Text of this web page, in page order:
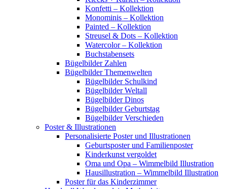
Konfetti – Kollektion
Monominis – Kollektion
Painted – Kollektion
Streusel & Dots – Kollektion
Watercolor – Kollektion
Buchstabensets
Bügelbilder Zahlen
Bügelbilder Themenwelten
Bügelbilder Schulkind
Bügelbilder Weltall
Bügelbilder Dinos
Bügelbilder Geburtstag
Bügelbilder Verschieden
Poster & Illustrationen
Personalisierte Poster und Illustrationen
Geburtsposter und Familienposter
Kinderkunst vergoldet
Oma und Opa – Wimmelbild Illustration
Hausillustration – Wimmelbild Illustration
Poster für das Kinderzimmer